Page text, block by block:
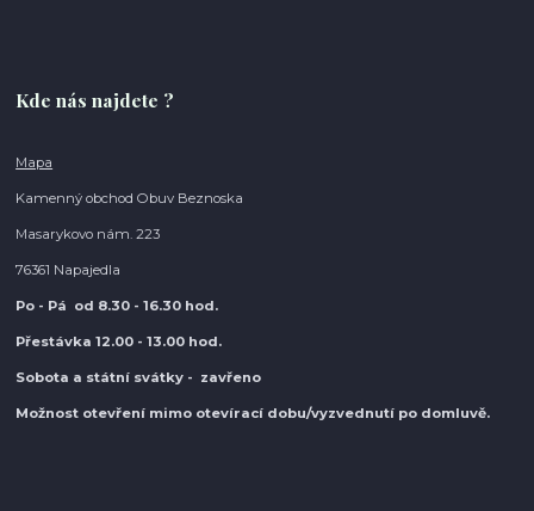
Kde nás najdete ?
Mapa
Kamenný obchod Obuv Beznoska
Masarykovo nám. 223
76361 Napajedla
Po - Pá od 8.30 - 16.30 hod.
Přestávka 12.00 - 13.00 hod.
Sobota a státní svátky - zavřeno
Možnost otevření mimo otevírací dobu/vyzvednutí po domluvě.